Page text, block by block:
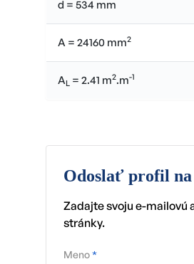
d = 534 mm
A = 24160 mm2
AL = 2.41 m2.m-1
Odoslať profil na
Zadajte svoju e-mailovú
stránky.
Meno*